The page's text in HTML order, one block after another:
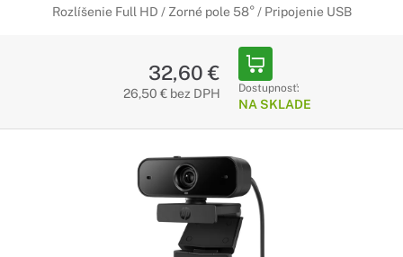
Rozlíšenie Full HD / Zorné pole 58° / Pripojenie USB
32,60 €
26,50 € bez DPH Dostupnosť:
NA SKLADE